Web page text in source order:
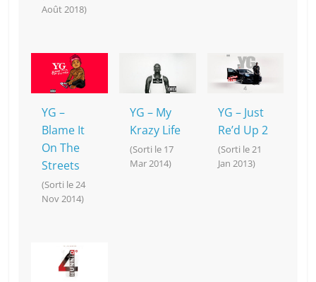
Août 2018)
YG –
Blame It
On The
Streets
(Sorti le 24
Nov 2014)
YG – My
Krazy Life
(Sorti le 17
Mar 2014)
YG – Just
Re’d Up 2
(Sorti le 21
Jan 2013)